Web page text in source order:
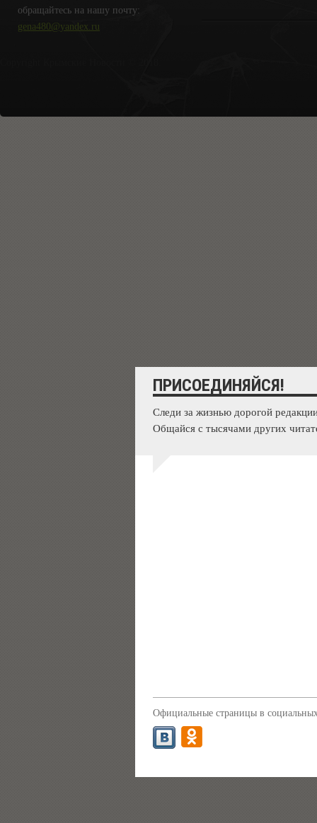
обращайтесь на нашу почту:
gena480@yandex.ru
ПРИСОЕДИНЯЙСЯ!
Следи за жизнью дорогой
Общайся с тысячами других
Официальные страницы в социальных